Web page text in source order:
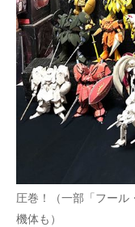
圧巻！（一部「フール
機体も）